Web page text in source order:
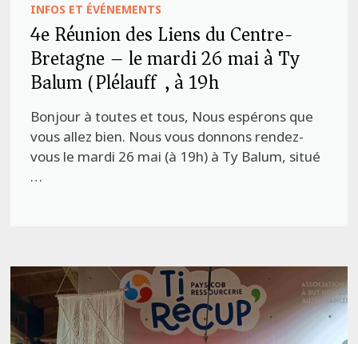
INFOS ET ÉVÉNEMENTS
4e Réunion des Liens du Centre-
Bretagne – le mardi 26 mai à Ty
Balum (Plélauff), à 19h
Bonjour à toutes et tous, Nous espérons que
vous allez bien. Nous vous donnons rendez-
vous le mardi 26 mai (à 19h) à Ty Balum, situé
…